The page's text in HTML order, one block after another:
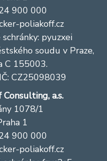
900 000
poliakoff.cz
pyuzxei
soudu v Praze,
C 155003.
CZ25098039
a.s.
1078/1
1
900 000
poliakoff.cz